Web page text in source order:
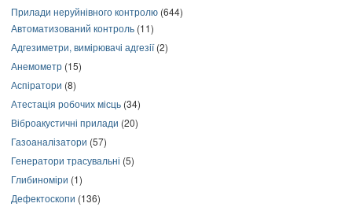
Прилади неруйнівного контролю (644)
Автоматизований контроль (11)
Адгезиметри, вимірювачі адгезії(2)
Анемометр (15)
Аспіратори (8)
Атестація робочих місць (34)
Віброакустичні прилади (20)
Газоаналізатори (57)
Генератори трасувальні (5)
Глибиноміри (1)
Дефектоскопи (136)